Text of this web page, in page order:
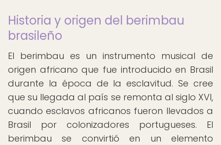
Historia y origen del berimbau
brasileño
El berimbau es un instrumento musical de
origen africano que fue introducido en Brasil
durante la época de la esclavitud. Se cree
que su llegada al país se remonta al siglo XVI,
cuando esclavos africanos fueron llevados a
Brasil por colonizadores portugueses. El
berimbau se convirtió en un elemento